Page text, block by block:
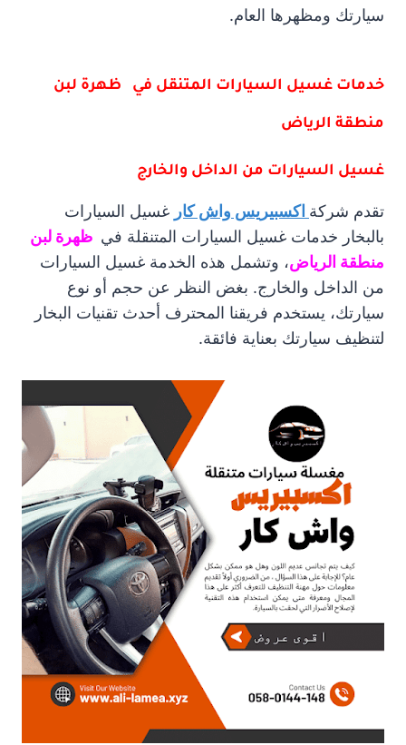
سيارتك ومظهرها العام.
خدمات غسيل السيارات المتنقل في ظهرة لبن
منطقة الرياض
غسيل السيارات من الداخل والخارج
تقدم شركة اكسبيريس واش كار غسيل السيارات
بالبخار خدمات غسيل السيارات المتنقلة في ظهرة لبن
منطقة الرياض، وتشمل هذه الخدمة غسيل السيارات
من الداخل والخارج. بغض النظر عن حجم أو نوع
سيارتك، يستخدم فريقنا المحترف أحدث تقنيات البخار
لتنظيف سيارتك بعناية فائقة.